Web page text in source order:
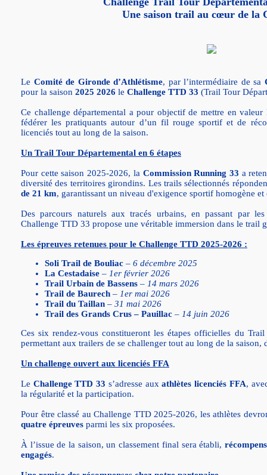
Une saison trail au cœur de la
Le Comité de Gironde d’Athlétisme, par l’intermédiaire de sa
pour la saison 2025 2026 le Challenge TTD 33 (Trail Tour
Ce challenge départemental a pour objectif de mettre en
fédérer les pratiquants autour d’un fil rouge sportif et de
licenciés tout au long de la saison.
Un Trail Tour Départemental en 6 étapes
Pour cette saison 2025-2026, la Commission Running 33 a
diversité des territoires girondins. Les trails sélectionnés
de 21 km, garantissant un niveau d'exigence sportif homogène
Des parcours naturels aux tracés urbains, en passant par
Challenge TTD 33 propose une véritable immersion dans le trail
Les épreuves retenues pour le Challenge TTD 2025-2026 :
Soli Trail de Bouliac – 6 décembre 2025
La Cestadaise – 1er février 2026
Trail Urbain de Bassens – 14 mars 2026
Trail de Baurech – 1er mai 2026
Trail du Taillan – 31 mai 2026
Trail des Grands Crus – Pauillac – 14 juin 2026
Ces six rendez-vous constitueront les étapes officielles du
permettant aux trailers de se challenger tout au long de la saison,
Un challenge ouvert aux licenciés FFA
Le Challenge TTD 33 s’adresse auxathlètes licenciés FFA,
la régularité et la participation.
Pour être classé au Challenge TTD 2025-2026, les athlètes
quatre épreuves parmi les six proposées.
À l’issue de la saison, un classement final sera établi,
engagés.